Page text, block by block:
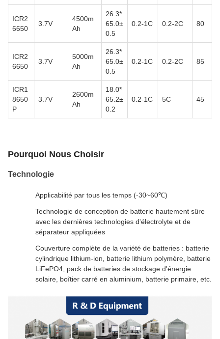
ICR2
6650
3.7V
4500m
Ah
26.3*
65.0±
0.5
0.2-1C 0.2-2C 80
ICR2
6650
3.7V
5000m
Ah
26.3*
65.0±
0.5
0.2-1C 0.2-2C 85
ICR1
8650
P
3.7V
2600m
Ah
18.0*
65.2±
0.2
0.2-1C 5C 45
Pourquoi Nous Choisir
Technologie
Applicabilité par tous les temps (-30~60℃)
Technologie de conception de batterie hautement sûre
avec les dernières technologies d'électrolyte et de
séparateur appliquées
Couverture complète de la variété de batteries : batterie
cylindrique lithium-ion, batterie lithium polymère, batterie
LiFePO4, pack de batteries de stockage d'énergie
solaire, boîtier carré en aluminium, batterie primaire, etc.